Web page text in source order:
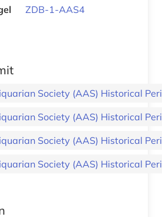
ZDB-1-AAS4
Society (AAS) Historical
Society (AAS) Historical
Society (AAS) Historical
Society (AAS) Historical